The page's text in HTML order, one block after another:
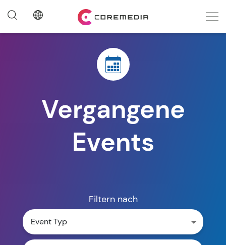
Vergangene
Events
Filtern nach
Event Typ